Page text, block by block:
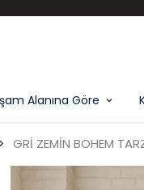
Alanına Göre
GRİ ZEMİN BOHEM